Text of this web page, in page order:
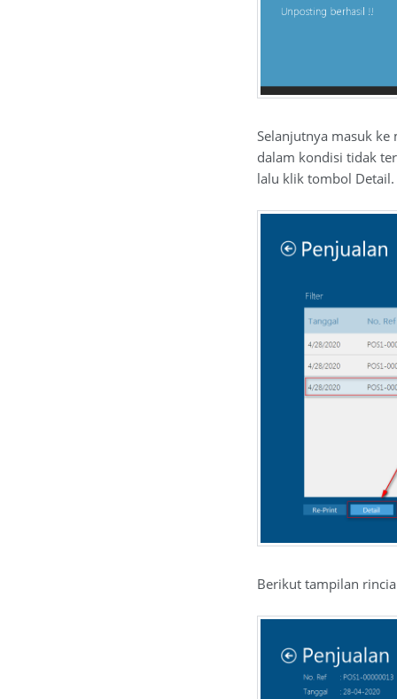
Selanjutnya masuk ke
dalam kondisi tidak
lalu klik tombol Detail.
Berikut tampilan